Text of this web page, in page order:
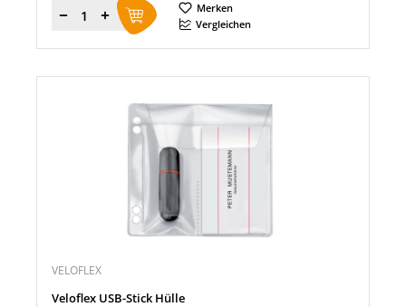
Menge
Merken
Vergleichen
VELOFLEX
Veloflex USB-Stick Hülle